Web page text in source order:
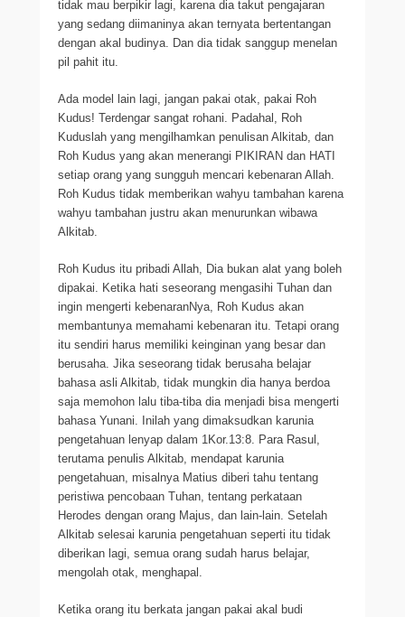
tidak mau berpikir lagi, karena dia takut pengajaran
yang sedang diimaninya akan ternyata bertentangan
dengan akal budinya. Dan dia tidak sanggup menelan
pil pahit itu.
Ada model lain lagi, jangan pakai otak, pakai Roh
Kudus! Terdengar sangat rohani. Padahal, Roh
Kuduslah yang mengilhamkan penulisan Alkitab, dan
Roh Kudus yang akan menerangi PIKIRAN dan HATI
setiap orang yang sungguh mencari kebenaran Allah.
Roh Kudus tidak memberikan wahyu tambahan karena
wahyu tambahan justru akan menurunkan wibawa
Alkitab.
Roh Kudus itu pribadi Allah, Dia bukan alat yang boleh
dipakai. Ketika hati seseorang mengasihi Tuhan dan
ingin mengerti kebenaranNya, Roh Kudus akan
membantunya memahami kebenaran itu. Tetapi orang
itu sendiri harus memiliki keinginan yang besar dan
berusaha. Jika seseorang tidak berusaha belajar
bahasa asli Alkitab, tidak mungkin dia hanya berdoa
saja memohon lalu tiba-tiba dia menjadi bisa mengerti
bahasa Yunani. Inilah yang dimaksudkan karunia
pengetahuan lenyap dalam 1Kor.13:8. Para Rasul,
terutama penulis Alkitab, mendapat karunia
pengetahuan, misalnya Matius diberi tahu tentang
peristiwa pencobaan Tuhan, tentang perkataan
Herodes dengan orang Majus, dan lain-lain. Setelah
Alkitab selesai karunia pengetahuan seperti itu tidak
diberikan lagi, semua orang sudah harus belajar,
mengolah otak, menghapal.
Ketika orang itu berkata jangan pakai akal budi